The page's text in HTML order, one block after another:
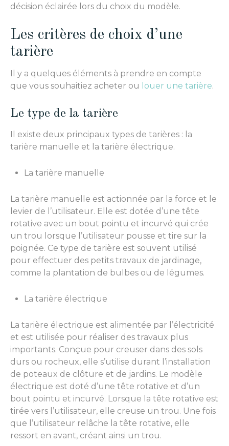
décision éclairée lors du choix du modèle.
Les critères de choix d’une
tarière
Il y a quelques éléments à prendre en compte
que vous souhaitiez acheter ou
louer une tarière.
Le type de la tarière
Il existe deux principaux types de tarières : la
tarière manuelle et la tarière électrique.
La tarière manuelle
La tarière manuelle est actionnée par la force et le
levier de l’utilisateur. Elle est dotée d’une tête
rotative avec un bout pointu et incurvé qui crée
un trou lorsque l’utilisateur pousse et tire sur la
poignée. Ce type de tarière est souvent utilisé
pour effectuer des petits travaux de jardinage,
comme la plantation de bulbes ou de légumes.
La tarière électrique
La tarière électrique est alimentée par l’électricité
et est utilisée pour réaliser des travaux plus
importants. Conçue pour creuser dans des sols
durs ou rocheux, elle s’utilise durant l’installation
de poteaux de clôture et de jardins. Le modèle
électrique est doté d’une tête rotative et d’un
bout pointu et incurvé. Lorsque la tête rotative est
tirée vers l’utilisateur, elle creuse un trou. Une fois
que l’utilisateur relâche la tête rotative, elle
ressort en avant, créant ainsi un trou.